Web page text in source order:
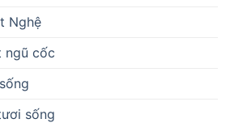
Nghệ
ngũ cốc
sống